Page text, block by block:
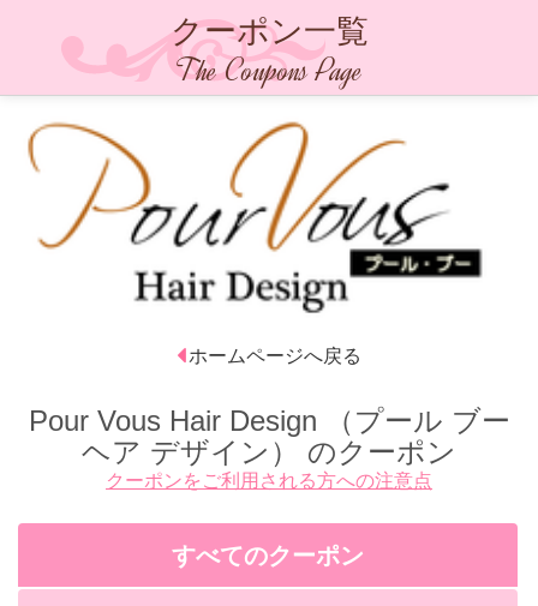
クーポン一覧
The Coupons Page
ホームページへ戻る
Pour Vous Hair Design （プール ブー
ヘア デザイン）
のクーポン
クーポンをご利用される方への注意点
すべてのクーポン